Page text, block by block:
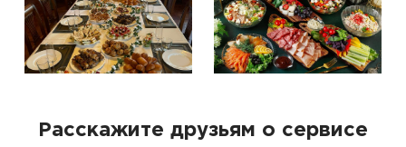
Расскажите друзьям о сервисе